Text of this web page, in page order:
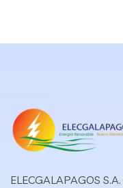
ELECGALAPAGOS